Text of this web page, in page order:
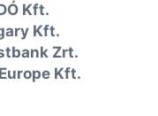
Kft.
Kft.
Zrt.
Kft.